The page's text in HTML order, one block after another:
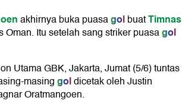
akhirnya buka puasagolbuatTimnas
Oman. Itu setelah sang striker puasagol
Utama GBK, Jakarta, Jumat (5/6) tuntas
masinggoldicetak oleh Justin
Oratmangoen.